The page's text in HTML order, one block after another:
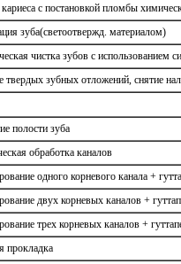
с постановкой пломбы
зуба(светоотвержд. материалом)
чистка зубов с использованием
твердых зубных отложений, снятие
полости зуба
обработка каналов
одного корневого канала +
двух корневых каналов +
трех корневых каналов +
прокладка